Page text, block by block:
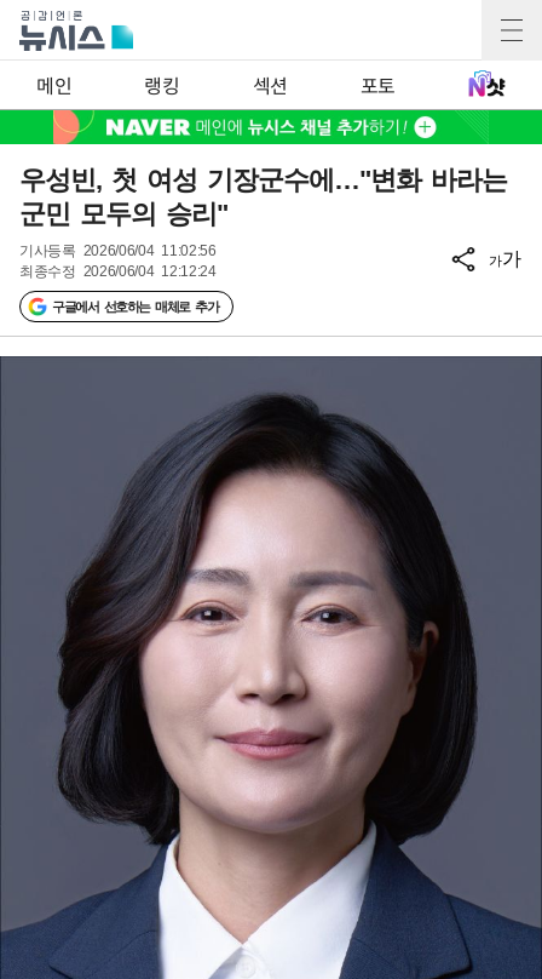
메인 랭킹 섹션 포토
우성빈, 첫 여성 기장군수에…"변화 바라는
군민 모두의 승리"
기사등록 2026/06/04 11:02:56
최종수정 2026/06/04 12:12:24
구글에서 선호하는 매체로 추가
가가